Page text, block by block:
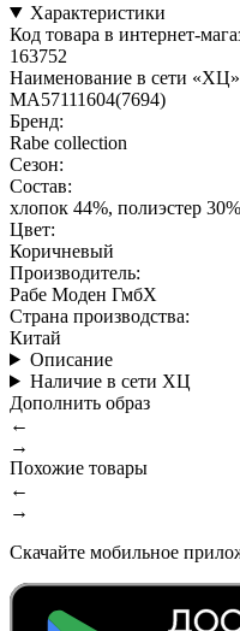
Характеристики
Код товара в интернет-
163752
Наименование в сети
MA57111604(7694)
Бренд:
Rabe collection
Сезон:
Состав:
хлопок 44%, полиэстер
Цвет:
Коричневый
Производитель:
Рабе Моден ГмбХ
Страна производства:
Китай
Описание
Наличие в сети ХЦ
Дополнить образ
←
→
Похожие товары
←
→
Скачайте мобильное